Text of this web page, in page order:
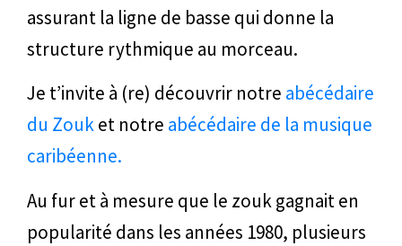
assurant la ligne de basse qui donne la
structure rythmique au morceau.
Je t’invite à (re) découvrir notre abécédaire
du Zouket notre abécédaire de la musique
caribéenne.
Au fur et à mesure que le zouk gagnait en
popularité dans les années 1980, plusieurs